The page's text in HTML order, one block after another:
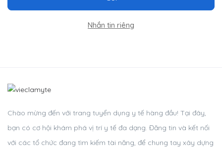
Nhắn tin riêng
Chào mừng đến với trang tuyển dụng y tế hàng đầu! Tại đây,
bạn có cơ hội khám phá vị trí y tế đa dạng. Đăng tin và kết nối
với các tổ chức đang tìm kiếm tài năng, để chung tay xây dựng